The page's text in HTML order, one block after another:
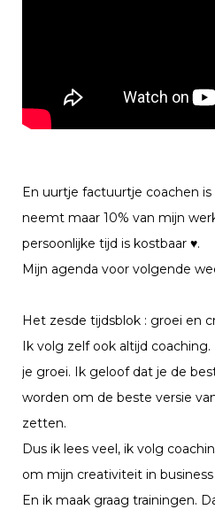
En uurtje factuurtje coachen
neemt maar 10% van mijn
persoonlijke tijd is kostbaar ♥.
Mijn agenda voor volgende
Het zesde tijdsblok : groei en
Ik volg zelf ook altijd
je groei. Ik geloof dat je de
worden om de beste versie
zetten.
Dus ik lees veel, ik volg
om mijn creativiteit in
En ik maak graag trainingen.